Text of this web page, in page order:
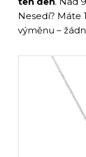
Nesedí? Máte
výměnu –